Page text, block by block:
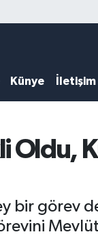
Künye İletişim
Oldu,
bir görev